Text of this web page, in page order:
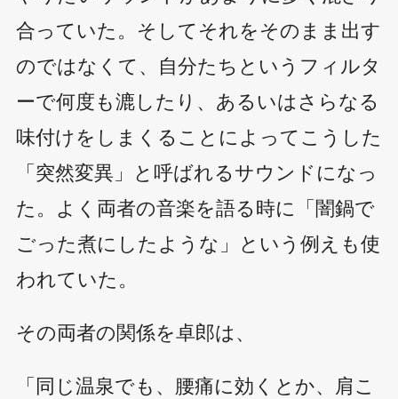
合っていた。そしてそれをそのまま出す
のではなくて、自分たちというフィルタ
ーで何度も漉したり、あるいはさらなる
味付けをしまくることによってこうした
「突然変異」と呼ばれるサウンドになっ
た。よく両者の音楽を語る時に「闇鍋で
ごった煮にしたような」という例えも使
われていた。
その両者の関係を卓郎は、
「同じ温泉でも、腰痛に効くとか、肩こ